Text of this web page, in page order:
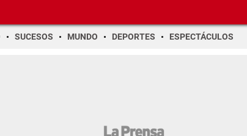
SUCESOS MUNDO DEPORTES ESPECTÁCULOS